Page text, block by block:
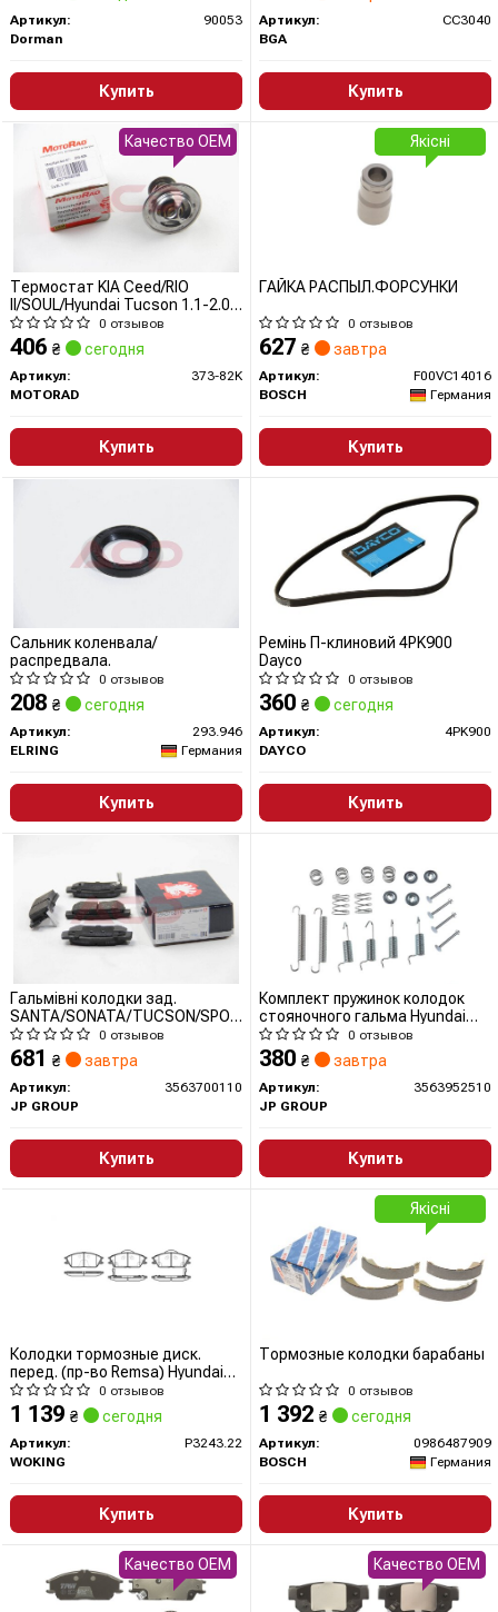
Артикул:
90053
Dorman
Купить
Артикул:
CC3040
BGA
Купить
Термостат KIA Ceed/RIO
II/SOUL/Hyundai Tucson 1.1-2.0
i/CRDI 01- (54x28x33; 82C)
0 отзывов
406 ₴ сегодня
Артикул:
373-82K
MOTORAD
Купить
Качество OEM
ГАЙКА РАСПЫЛ.ФОРСУНКИ
0 отзывов
627 ₴ завтра
Артикул:
F00VC14016
BOSCH
Германия
Купить
Якісні
Сальник коленвала/
распредвала.
0 отзывов
208 ₴ сегодня
Артикул:
293.946
ELRING
Германия
Купить
Ремінь П-клиновий 4PK900
Dayco
0 отзывов
360 ₴ сегодня
Артикул:
4PK900
DAYCO
Купить
Гальмівні колодки зад.
SANTA/SONATA/TUCSON/SPORTAGE
1.4-3.5 98- (akebono)
0 отзывов
681 ₴ завтра
Артикул:
3563700110
JP GROUP
Купить
Комплект пружинок колодок
стояночного гальма Hyundai
Sonata/Kia Soul 1.1-2.7 98-
(Mando) 3563952510 JP GROUP
(QUINTON HAZELL)
0 отзывов
380 ₴ завтра
Артикул:
3563952510
JP GROUP
Купить
Колодки тормозные диск.
перед. (пр-во Remsa) Hyundai
Getz 1.1 02-10,Hyundai Getz 1.3
02-10 (P3243.22) WOKING
0 отзывов
1 139 ₴ сегодня
Артикул:
P3243.22
WOKING
Купить
Тормозные колодки барабаны
0 отзывов
1 392 ₴ сегодня
Артикул:
0986487909
BOSCH
Германия
Купить
Якісні
Качество OEM Качество OEM